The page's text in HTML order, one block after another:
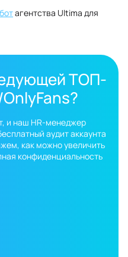
агентства Ultima для
ТОП-
и наш HR-менеджер
аудит аккаунта
как можно увеличить
конфиденциальность